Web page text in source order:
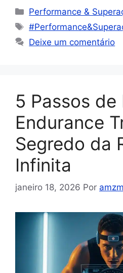
Performance &
Deixe um comentário
5 Passos de
Endurance
Segredo da
Infinita
janeiro 18, 2026 Por